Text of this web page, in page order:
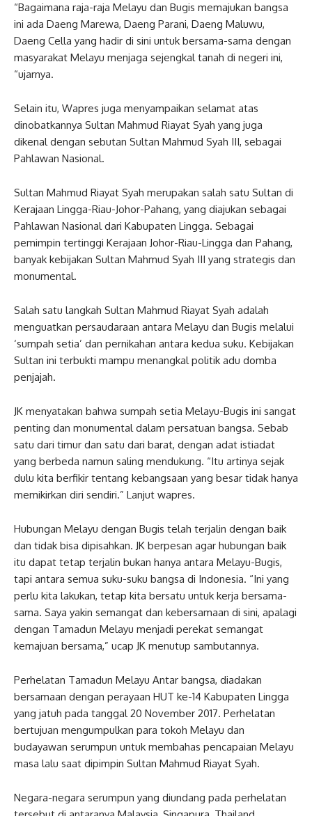
“Bagaimana raja-raja Melayu dan Bugis memajukan bangsa
ini ada Daeng Marewa, Daeng Parani, Daeng Maluwu,
Daeng Cella yang hadir di sini untuk bersama-sama dengan
masyarakat Melayu menjaga sejengkal tanah di negeri ini,
“ujarnya.
Selain itu, Wapres juga menyampaikan selamat atas
dinobatkannya Sultan Mahmud Riayat Syah yang juga
dikenal dengan sebutan Sultan Mahmud Syah III, sebagai
Pahlawan Nasional.
Sultan Mahmud Riayat Syah merupakan salah satu Sultan di
Kerajaan Lingga-Riau-Johor-Pahang, yang diajukan sebagai
Pahlawan Nasional dari Kabupaten Lingga. Sebagai
pemimpin tertinggi Kerajaan Johor-Riau-Lingga dan Pahang,
banyak kebijakan Sultan Mahmud Syah III yang strategis dan
monumental.
Salah satu langkah Sultan Mahmud Riayat Syah adalah
menguatkan persaudaraan antara Melayu dan Bugis melalui
‘sumpah setia’ dan pernikahan antara kedua suku. Kebijakan
Sultan ini terbukti mampu menangkal politik adu domba
penjajah.
JK menyatakan bahwa sumpah setia Melayu-Bugis ini sangat
penting dan monumental dalam persatuan bangsa. Sebab
satu dari timur dan satu dari barat, dengan adat istiadat
yang berbeda namun saling mendukung. “Itu artinya sejak
dulu kita berfikir tentang kebangsaan yang besar tidak hanya
memikirkan diri sendiri.” Lanjut wapres.
Hubungan Melayu dengan Bugis telah terjalin dengan baik
dan tidak bisa dipisahkan. JK berpesan agar hubungan baik
itu dapat tetap terjalin bukan hanya antara Melayu-Bugis,
tapi antara semua suku-suku bangsa di Indonesia. “Ini yang
perlu kita lakukan, tetap kita bersatu untuk kerja bersama-
sama. Saya yakin semangat dan kebersamaan di sini, apalagi
dengan Tamadun Melayu menjadi perekat semangat
kemajuan bersama,” ucap JK menutup sambutannya.
Perhelatan Tamadun Melayu Antar bangsa, diadakan
bersamaan dengan perayaan HUT ke-14 Kabupaten Lingga
yang jatuh pada tanggal 20 November 2017. Perhelatan
bertujuan mengumpulkan para tokoh Melayu dan
budayawan serumpun untuk membahas pencapaian Melayu
masa lalu saat dipimpin Sultan Mahmud Riayat Syah.
Negara-negara serumpun yang diundang pada perhelatan